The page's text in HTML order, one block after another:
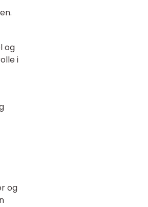
og
i
og